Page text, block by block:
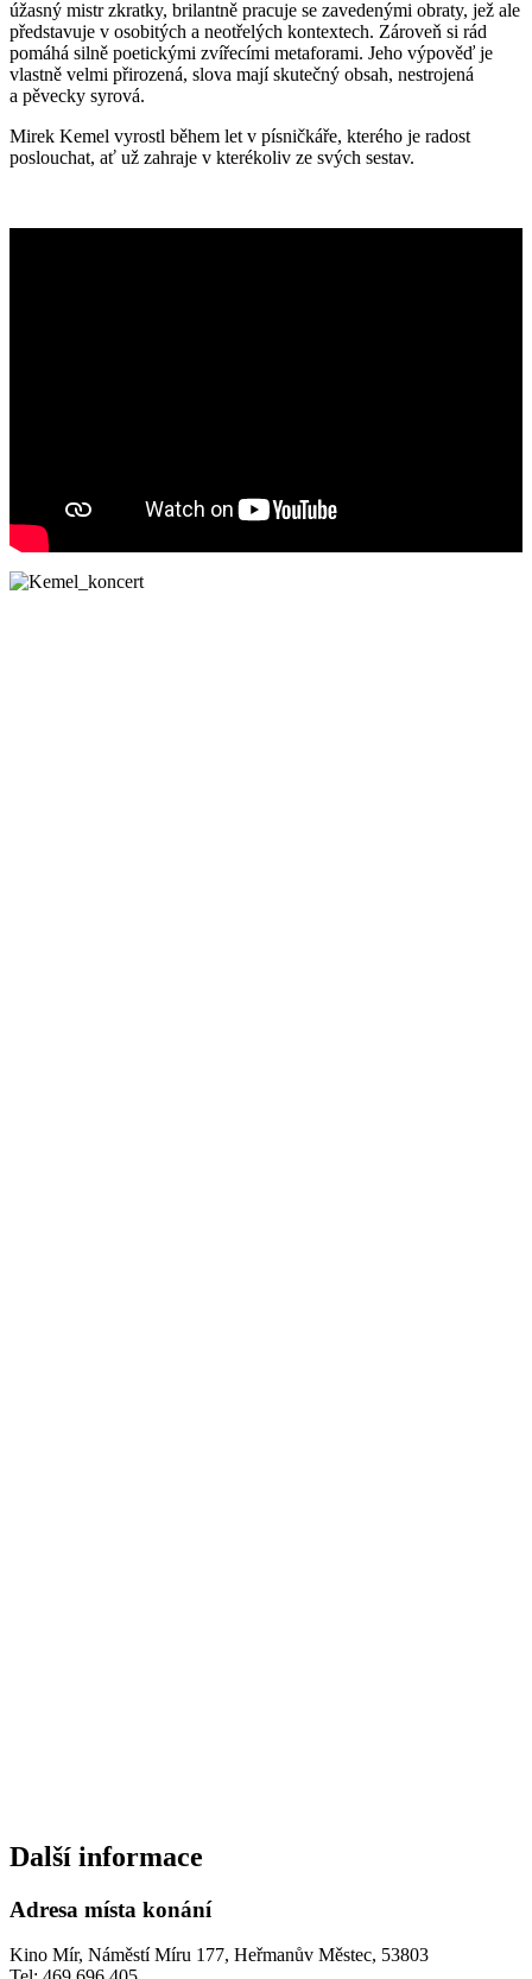
úžasný mistr zkratky, brilantně pracuje se zavedenými obraty, jež ale
představuje v osobitých a neotřelých kontextech. Zároveň si rád
pomáhá silně poetickými zvířecími metaforami. Jeho výpověď je
vlastně velmi přirozená, slova mají skutečný obsah, nestrojená
a pěvecky syrová.
Mirek Kemel vyrostl během let v písničkáře, kterého je radost
poslouchat, ať už zahraje v kterékoliv ze svých sestav.
Další informace
Adresa místa konání
Kino Mír, Náměstí Míru 177, Heřmanův Městec, 53803